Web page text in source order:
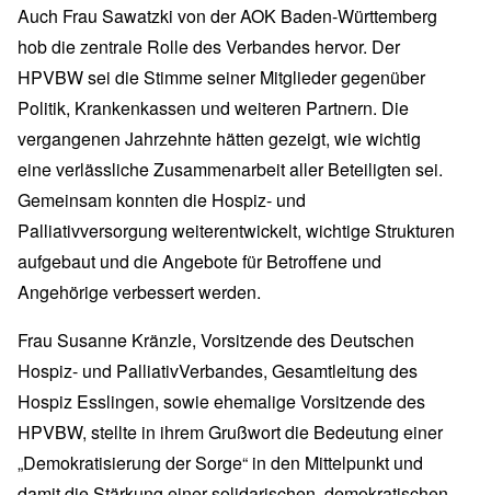
Auch Frau Sawatzki von der AOK Baden-Württemberg
hob die zentrale Rolle des Verbandes hervor. Der
HPVBW sei die Stimme seiner Mitglieder gegenüber
Politik, Krankenkassen und weiteren Partnern. Die
vergangenen Jahrzehnte hätten gezeigt, wie wichtig
eine verlässliche Zusammenarbeit aller Beteiligten sei.
Gemeinsam konnten die Hospiz- und
Palliativversorgung weiterentwickelt, wichtige Strukturen
aufgebaut und die Angebote für Betroffene und
Angehörige verbessert werden.
Frau Susanne Kränzle, Vorsitzende des Deutschen
Hospiz- und PalliativVerbandes, Gesamtleitung des
Hospiz Esslingen, sowie ehemalige Vorsitzende des
HPVBW, stellte in ihrem Grußwort die Bedeutung einer
„Demokratisierung der Sorge“ in den Mittelpunkt und